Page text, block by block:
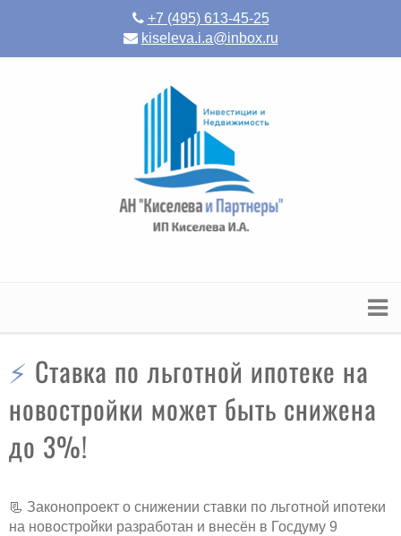
+7 (495) 613-45-25
kiseleva.i.a@inbox.ru
⚡ Ставка по льготной ипотеке на
новостройки может быть снижена
до 3%!
📃 Законопроект о снижении ставки по льготной ипотеки
на новостройки разработан и внесён в Госдуму 9